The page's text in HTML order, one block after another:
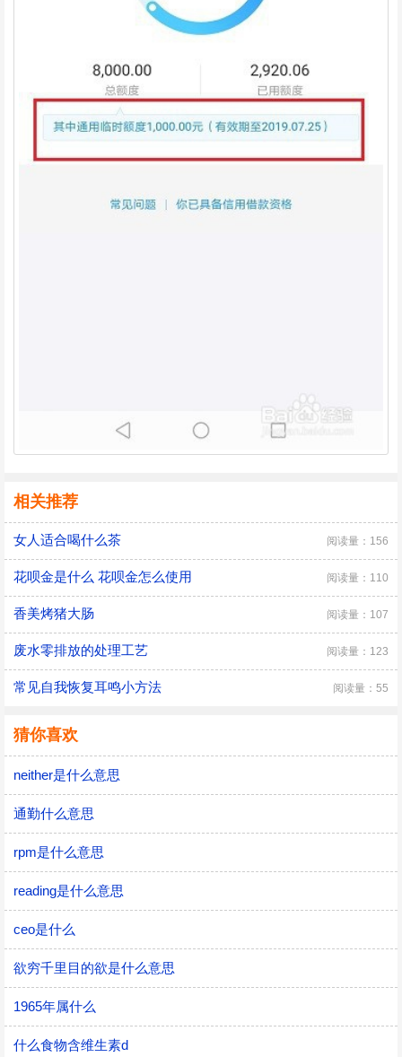
相关推荐
女人适合喝什么茶 阅读量：156
花呗金是什么 花呗金怎么使用 阅读量：110
香美烤猪大肠 阅读量：107
废水零排放的处理工艺 阅读量：123
常见自我恢复耳鸣小方法 阅读量：55
猜你喜欢
neither是什么意思
通勤什么意思
rpm是什么意思
reading是什么意思
ceo是什么
欲穷千里目的欲是什么意思
1965年属什么
什么食物含维生素d